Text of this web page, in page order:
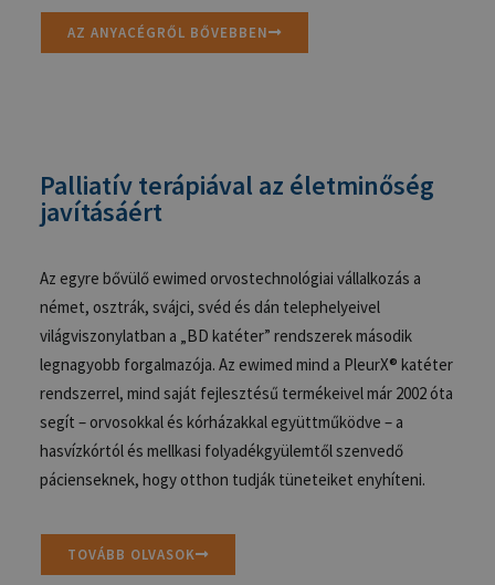
AZ ANYACÉGRŐL BŐVEBBEN
Palliatív terápiával az életminőség
javításáért
Az egyre bővülő ewimed orvostechnológiai vállalkozás a
német, osztrák, svájci, svéd és dán telephelyeivel
világviszonylatban a „BD katéter” rendszerek második
legnagyobb forgalmazója. Az ewimed mind a PleurX® katéter
rendszerrel, mind saját fejlesztésű termékeivel már 2002 óta
segít – orvosokkal és kórházakkal együttműködve – a
hasvízkórtól és mellkasi folyadékgyülemtől szenvedő
pácienseknek, hogy otthon tudják tüneteiket enyhíteni.
TOVÁBB OLVASOK